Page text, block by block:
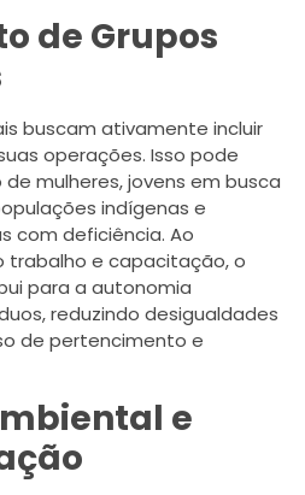
de Grupos
buscam ativamente incluir
operações. Isso pode
mulheres, jovens em busca
indígenas e
com deficiência. Ao
trabalho e capacitação, o
para a autonomia
reduzindo desigualdades
de pertencimento e
e